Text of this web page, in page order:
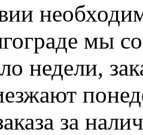
мы
недели,
за